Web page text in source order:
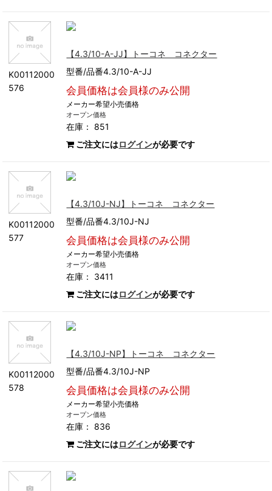
K00112000
576
【4.3/10-A-JJ】トーコネ コネクター
型番/品番4.3/10-A-JJ
会員価格は会員様のみ公開
メーカー希望小売価格
オープン価格
在庫： 851
ご注文にはログインが必要です
K00112000
577
【4.3/10J-NJ】トーコネ コネクター
型番/品番4.3/10J-NJ
会員価格は会員様のみ公開
メーカー希望小売価格
オープン価格
在庫： 3411
ご注文にはログインが必要です
K00112000
578
【4.3/10J-NP】トーコネ コネクター
型番/品番4.3/10J-NP
会員価格は会員様のみ公開
メーカー希望小売価格
オープン価格
在庫： 836
ご注文にはログインが必要です